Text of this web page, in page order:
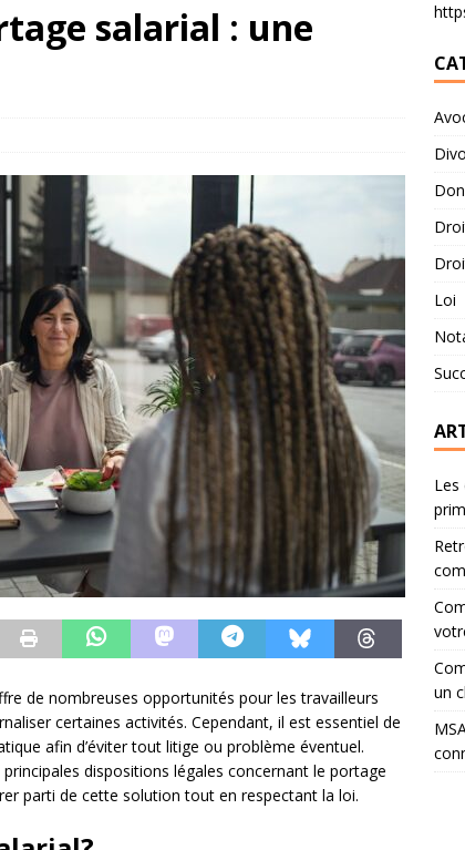
salarial : une
de nombreuses opportunités pour les travailleurs
certaines activités. Cependant, il est essentiel de
afin d’éviter tout litige ou problème éventuel.
dispositions légales concernant le portage
parti de cette solution tout en respectant la loi.
Loi
Les
un